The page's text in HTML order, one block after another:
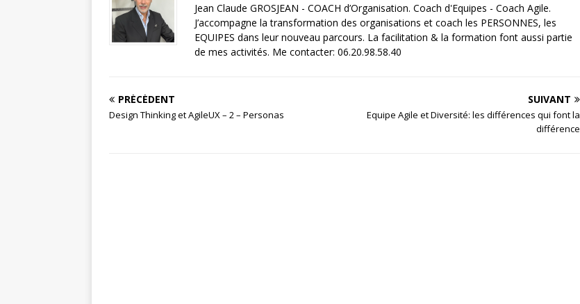
Jean Claude GROSJEAN - COACH d’Organisation. Coach d'Equipes - Coach Agile.
J’accompagne la transformation des organisations et coach les PERSONNES, les
EQUIPES dans leur nouveau parcours. La facilitation & la formation font aussi partie
de mes activités. Me contacter: 06.20.98.58.40
PRÉCÉDENT
Design Thinking et AgileUX – 2 – Personas
SUIVANT
Equipe Agile et Diversité: les différences qui font la
différence